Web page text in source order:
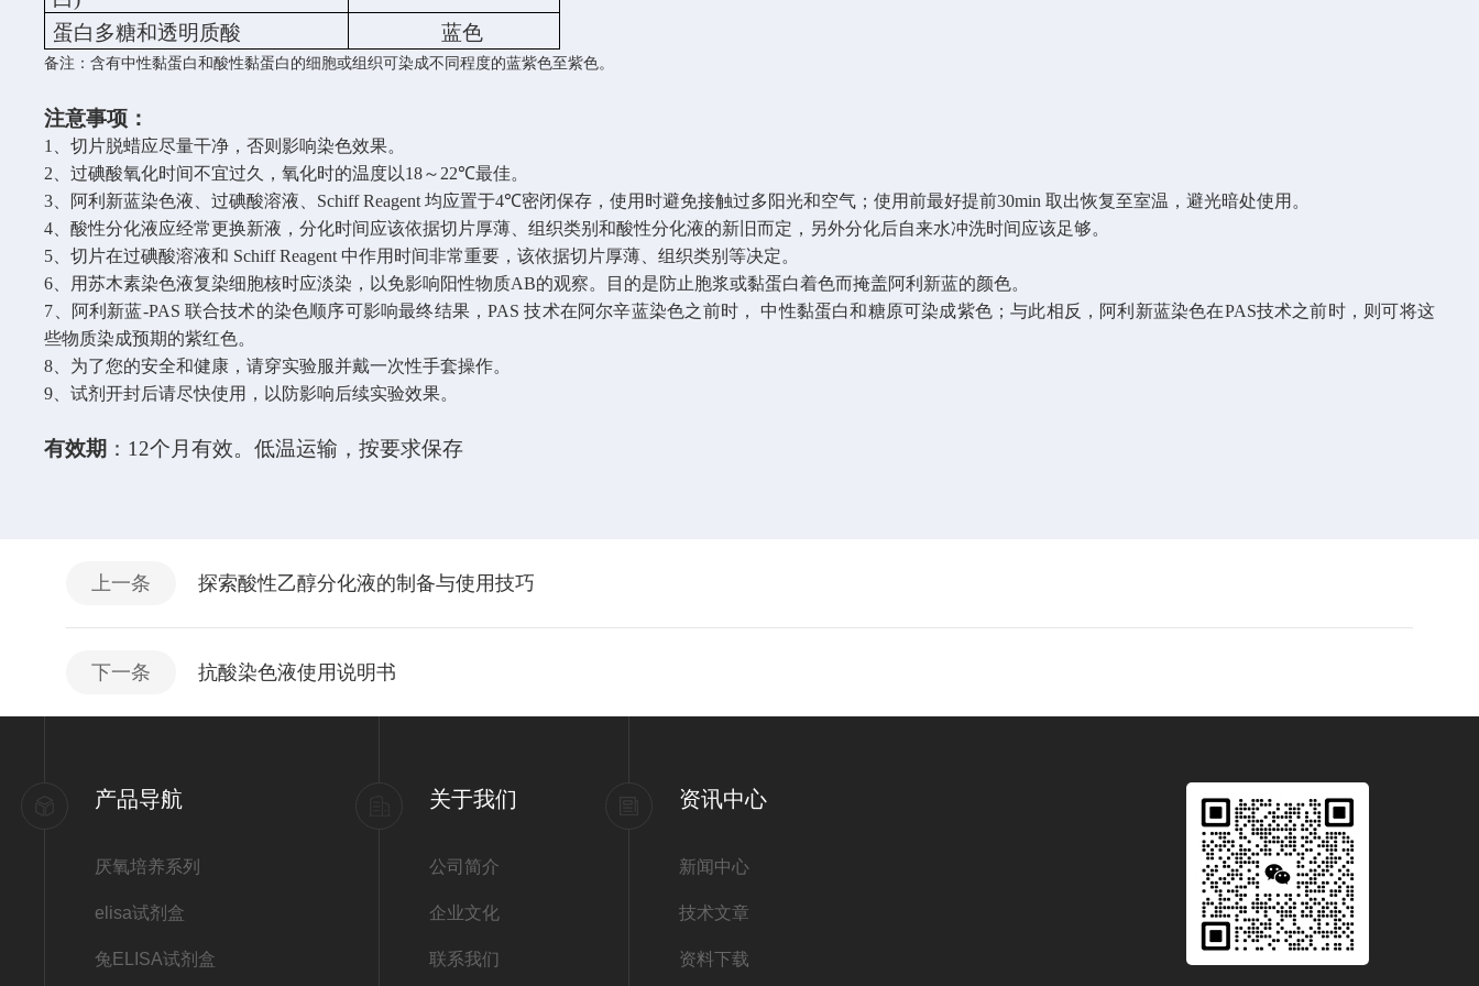
蛋白多糖和透明质酸 蓝色
备注：含有中性黏蛋白和酸性黏蛋白的细胞或组织可染成不同程度的蓝紫色至紫色。
注意事项：
1
、切片脱蜡应尽量干净，否则影响染色效果。
2 、过碘酸氧化时间不宜过久，氧化时的温度以18～ 22℃最佳。
3 、阿利新蓝染色液、过碘酸溶液、 Schiff Reagent均应置于4℃密闭保存，使用时避免接触过多阳光和空气；使用前最好提前30min取出恢复至室温，避光暗处使用。
4 、酸性分化液应经常更换新液，分化时间应该依据切片厚薄、组织类别和酸性分化液的新旧而定，另外分化后自来水冲洗时间应该足够。
5 、切片在过碘酸溶液和 Schiff Reagent 中作用时间非常重要，该依据切片厚薄、组织类别等决定。
6 、用苏木素染色液复染细胞核时应淡染，以免影响阳性物质AB的观察。目的是防止胞浆或黏蛋白着色而掩盖阿利新蓝的颜色。
7 、阿利新蓝-PAS 联合技术的染色顺序可影响最终结果，PAS技术在阿尔辛蓝染色之前时， 中性黏蛋白和糖原可染成紫色；与此相反，阿利新蓝染色在PAS技术之前时，则可将这
些物质染成预期的紫红色。
8 、为了您的安全和健康，请穿实验服并戴一次性手套操作。
9 、试剂开封后请尽快使用，以防影响后续实验效果。
有效期 ： 12个月有效。低温运输，按要求保存
上一条 探索酸性乙醇分化液的制备与使用技巧
下一条 抗酸染色液使用说明书
产品导航
厌氧培养系列
elisa试剂盒
兔ELISA试剂盒
关于我们
公司简介
企业文化
联系我们
资讯中心
新闻中心
技术文章
资料下载